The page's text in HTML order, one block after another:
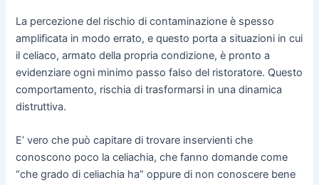
La percezione del rischio di contaminazione è spesso
amplificata in modo errato, e questo porta a situazioni in cui
il celiaco, armato della propria condizione, è pronto a
evidenziare ogni minimo passo falso del ristoratore. Questo
comportamento, rischia di trasformarsi in una dinamica
distruttiva.
E’ vero che può capitare di trovare inservienti che
conoscono poco la celiachia, che fanno domande come
“che grado di celiachia ha” oppure di non conoscere bene